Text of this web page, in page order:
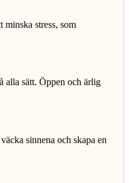
stress, som
alla sätt. Öppen och ärlig
sinnena och skapa en